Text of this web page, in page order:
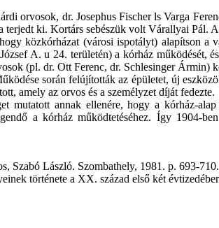
orvosok, dr. Josephus Fischer ls Varga
ki. Kortárs sebészük volt Várallyai Pál.
közkórházat (városi ispotályt) alapítson
A. u 24. területén) a kórház működését,
(pl. dr. Ott Ferenc, dr. Schlesinger Ármin)
során felújították az épületet, új
amely az orvos és a személyzet díját fedezte.
mutatott annak ellenére, hogy a kórház-
a kórház működtetéséhez. Így 1904-
Szabó László. Szombathely, 1981. p. 693-710.
története a XX. század első két